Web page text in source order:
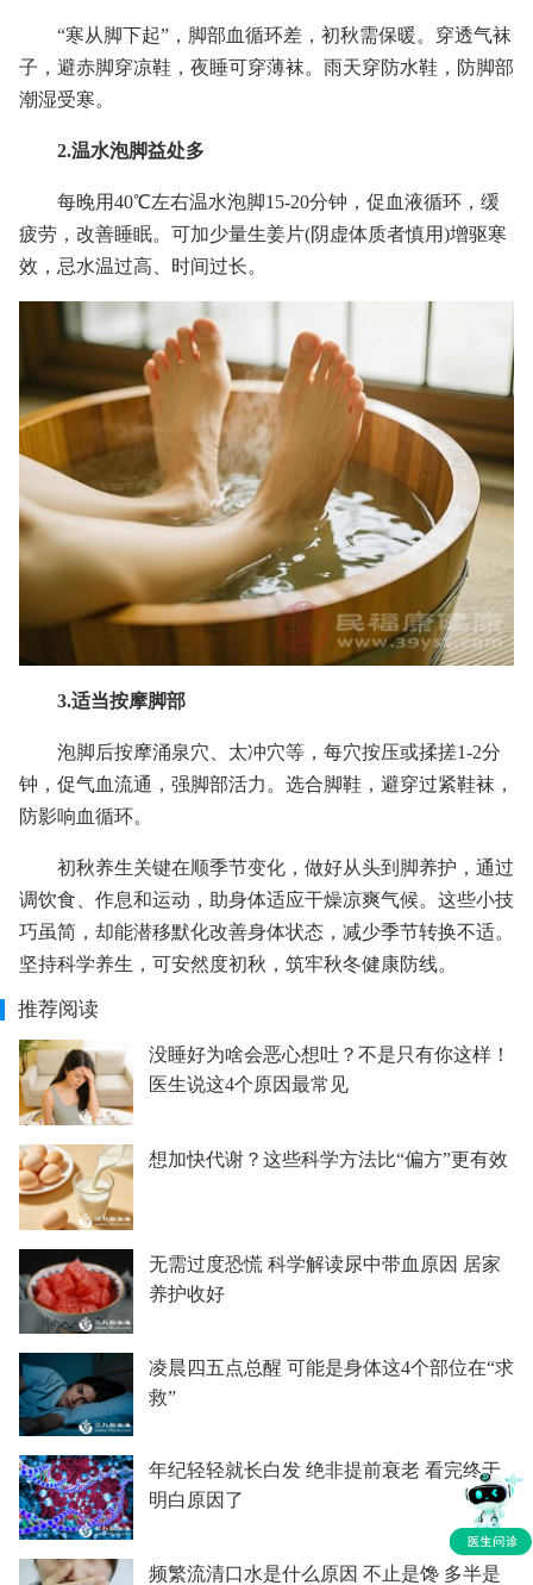
“寒从脚下起”，脚部血循环差，初秋需保暖。穿透气袜
子，避赤脚穿凉鞋，夜睡可穿薄袜。雨天穿防水鞋，防脚部
潮湿受寒。
2.温水泡脚益处多
每晚用40℃左右温水泡脚15-20分钟，促血液循环，缓
疲劳，改善睡眠。可加少量生姜片(阴虚体质者慎用)增驱寒
效，忌水温过高、时间过长。
3.适当按摩脚部
泡脚后按摩涌泉穴、太冲穴等，每穴按压或揉搓1-2分
钟，促气血流通，强脚部活力。选合脚鞋，避穿过紧鞋袜，
防影响血循环。
初秋养生关键在顺季节变化，做好从头到脚养护，通过
调饮食、作息和运动，助身体适应干燥凉爽气候。这些小技
巧虽简，却能潜移默化改善身体状态，减少季节转换不适。
坚持科学养生，可安然度初秋，筑牢秋冬健康防线。
推荐阅读
没睡好为啥会恶心想吐？不是只有你这样！
医生说这4个原因最常见
想加快代谢？这些科学方法比“偏方”更有效
无需过度恐慌 科学解读尿中带血原因 居家
养护收好
凌晨四五点总醒 可能是身体这4个部位在“求
救”
年纪轻轻就长白发 绝非提前衰老 看完终于
明白原因了
频繁流清口水是什么原因 不止是馋 多半是